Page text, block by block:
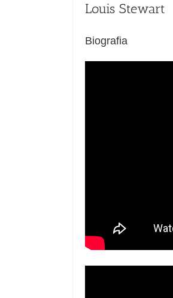
Louis Stewart
Biografia